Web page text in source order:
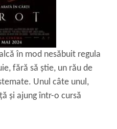
în mod nesăbuit regula
fără să știe, un rău de
Unul câte unul,
și ajung într-o cursă